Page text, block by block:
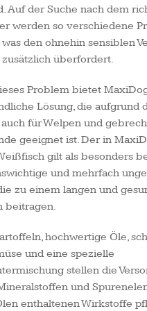
Auf der Suche nach dem
werden so verschiedene
den ohnehin sensiblen
zusätzlich überfordert.
Problem bietet
Lösung, die aufgrund
für Welpen und
geeignet ist. Der in
gilt als besonders
und mehrfach
zu einem langen und
beitragen.
hochwertige Öle,
und eine spezielle
stellen die
und
enthaltenen Wirkstoffe